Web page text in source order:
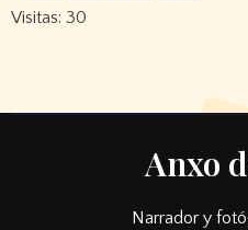
Visitas: 30
Anxo
Narrador y